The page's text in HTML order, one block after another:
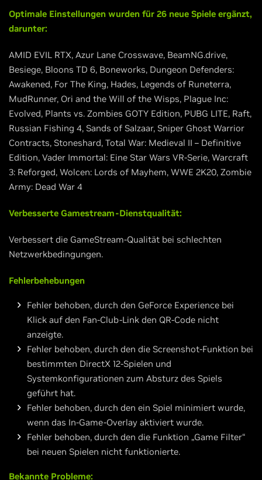
Optimale Einstellungen wurden für 26 neue Spiele ergänzt,
darunter:
AMID EVIL RTX, Azur Lane Crosswave, BeamNG.drive,
Besiege, Bloons TD 6, Boneworks, Dungeon Defenders:
Awakened, For The King, Hades, Legends of Runeterra,
MudRunner, Ori and the Will of the Wisps, Plague Inc:
Evolved, Plants vs. Zombies GOTY Edition, PUBG LITE, Raft,
Russian Fishing 4, Sands of Salzaar, Sniper Ghost Warrior
Contracts, Stoneshard, Total War: Medieval II – Definitive
Edition, Vader Immortal: Eine Star Wars VR-Serie, Warcraft
3: Reforged, Wolcen: Lords of Mayhem, WWE 2K20, Zombie
Army: Dead War 4
Verbesserte Gamestream-Dienstqualität:
Verbessert die GameStream-Qualität bei schlechten
Netzwerkbedingungen.
Fehlerbehebungen
Fehler behoben, durch den GeForce Experience bei
Klick auf den Fan-Club-Link den QR-Code nicht
anzeigte.
Fehler behoben, durch den die Screenshot-Funktion bei
bestimmten DirectX 12-Spielen und
Systemkonfigurationen zum Absturz des Spiels
geführt hat.
Fehler behoben, durch den ein Spiel minimiert wurde,
wenn das In-Game-Overlay aktiviert wurde.
Fehler behoben, durch den die Funktion „Game Filter“
bei neuen Spielen nicht funktionierte.
Bekannte Probleme: